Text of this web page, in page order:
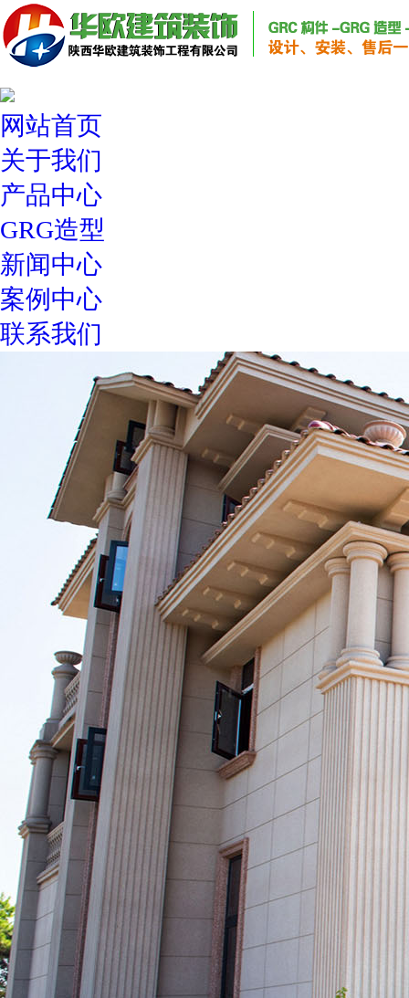
网站首页
关于我们
产品中心
GRG造型
新闻中心
案例中心
联系我们